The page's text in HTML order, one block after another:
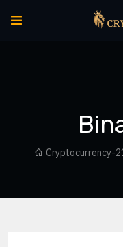
Cryptocurrency-